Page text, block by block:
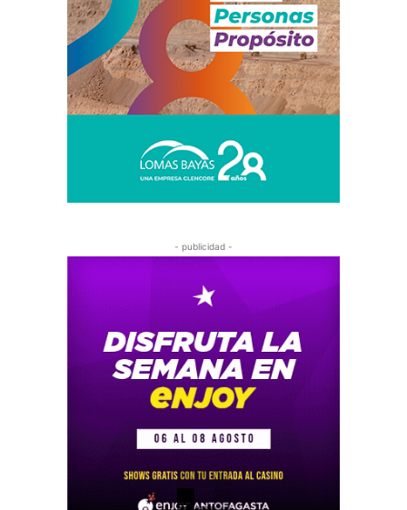
- publicidad -